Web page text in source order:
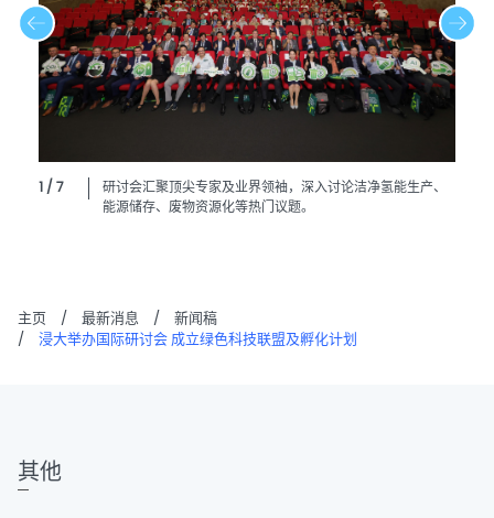
1 / 7
研讨会汇聚顶尖专家及业界领袖，深入讨论洁净氢能生产、
能源储存、废物资源化等热门议题。
主页 / 最新消息 /
新闻稿
/
浸大举办国际研讨会 成立绿色科技联盟及孵化计划
其他